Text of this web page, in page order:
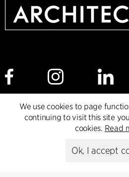
Cookie policy Data ethics policy
We use cookies to page
continuing to visit this site
cookies. Read
Ok, I accept